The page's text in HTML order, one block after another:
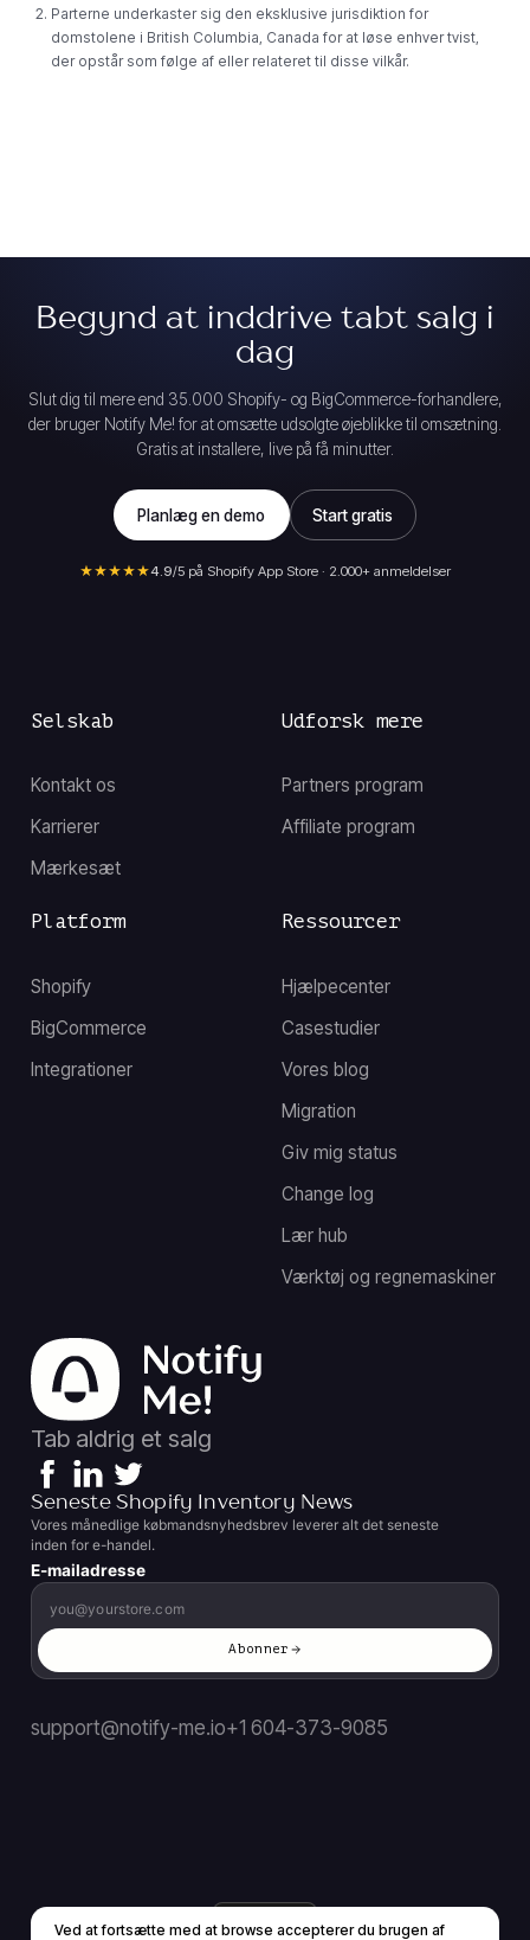
Ved at fortsætte med at browse accepterer du brugen af ​​
Parterne underkaster sig den eksklusive jurisdiktion for
domstolene i British Columbia, Canada for at løse enhver tvist,
der opstår som følge af eller relateret til disse vilkår.
Begynd at inddrive tabt salg i
dag
Slut dig til mere end 35.000 Shopify- og BigCommerce-forhandlere,
der bruger Notify Me! for at omsætte udsolgte øjeblikke til omsætning.
Gratis at installere, live på få minutter.
Planlæg en demo Start gratis
★★★★★4.9/5 på Shopify App Store · 2.000+ anmeldelser
Selskab
Kontakt os
Karrierer
Mærkesæt
Ressourcer
Hjælpecenter
Casestudier
Vores blog
Migration
Giv mig status
Change log
Lær hub
Værktøj og regnemaskiner
Udforsk mere
Partners program
Affiliate program
Platform
Shopify
BigCommerce
Integrationer
Tab aldrig et salg
Seneste Shopify Inventory News
Vores månedlige købmandsnyhedsbrev leverer alt det seneste
inden for e-handel.
E-mailadresse
Abonner
support@notify-me.io+1 604-373-9085